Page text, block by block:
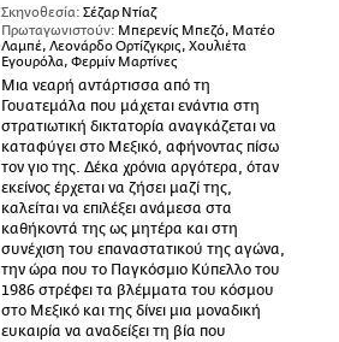
Σκηνοθεσία: Σέζαρ Ντίαζ
Πρωταγωνιστούν: Μπερενίς Μπεζό, Ματέο
Λαμπέ, Λεονάρδο Ορτίζγκρις, Χουλιέτα
Εγουρόλα, Φερμίν Μαρτίνες
Μια νεαρή αντάρτισσα από τη
Γουατεμάλα που μάχεται ενάντια στη
στρατιωτική δικτατορία αναγκάζεται να
καταφύγει στο Μεξικό, αφήνοντας πίσω
τον γιο της. Δέκα χρόνια αργότερα, όταν
εκείνος έρχεται να ζήσει μαζί της,
καλείται να επιλέξει ανάμεσα στα
καθήκοντά της ως μητέρα και στη
συνέχιση του επαναστατικού της αγώνα,
την ώρα που το Παγκόσμιο Κύπελλο του
1986 στρέφει τα βλέμματα του κόσμου
στο Μεξικό και της δίνει μια μοναδική
ευκαιρία να αναδείξει τη βία που